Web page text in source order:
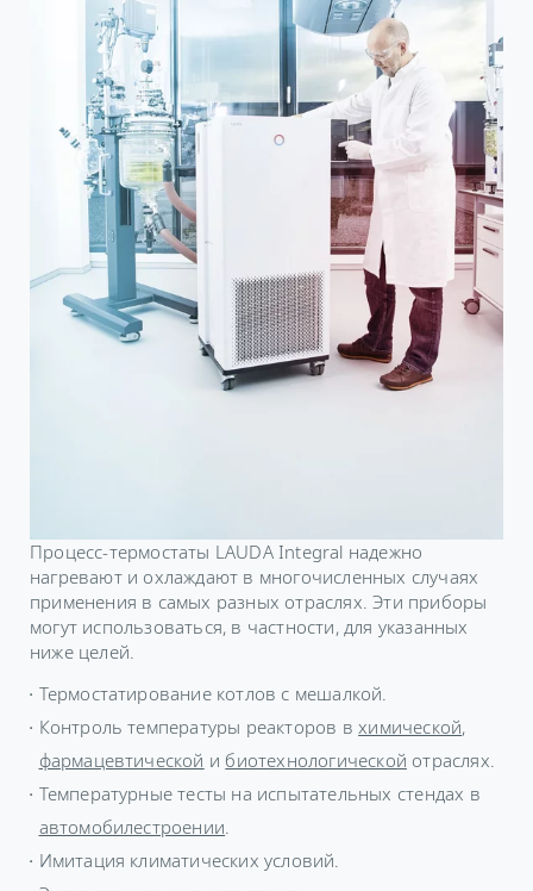
Процесс-термостаты LAUDA Integral надежно
нагревают и охлаждают в многочисленных случаях
применения в самых разных отраслях. Эти приборы
могут использоваться, в частности, для указанных
ниже целей.
Термостатирование котлов с мешалкой.
Контроль температуры реакторов вхимической,
фармацевтической и биотехнологической отраслях.
Температурные тесты на испытательных стендах в
автомобилестроении
Имитация климатических условий.